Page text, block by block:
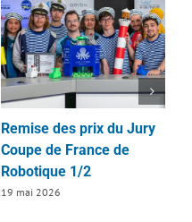
Remise des prix du Jury
Coupe de France de
Robotique 1/2
19 mai 2026